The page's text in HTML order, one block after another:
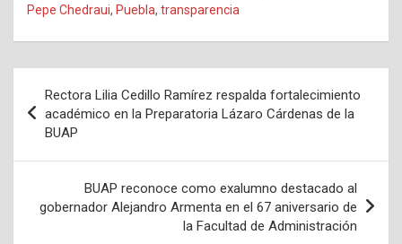
Pepe Chedraui, Puebla, transparencia
de
entradas
Rectora Lilia Cedillo Ramírez respalda fortalecimiento
académico en la Preparatoria Lázaro Cárdenas de la
BUAP
BUAP reconoce como exalumno destacado al
gobernador Alejandro Armenta en el 67 aniversario de
la Facultad de Administración